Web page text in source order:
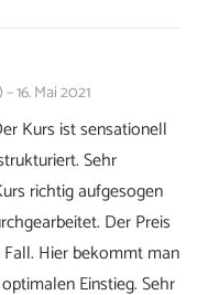
–16. Mai 2021
Kurs ist sensationell
Sehr
richtig aufgesogen
Der Preis
Hier bekommt man
Einstieg. Sehr